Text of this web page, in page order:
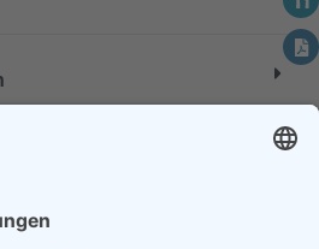
Brandschutz in Jahrgang